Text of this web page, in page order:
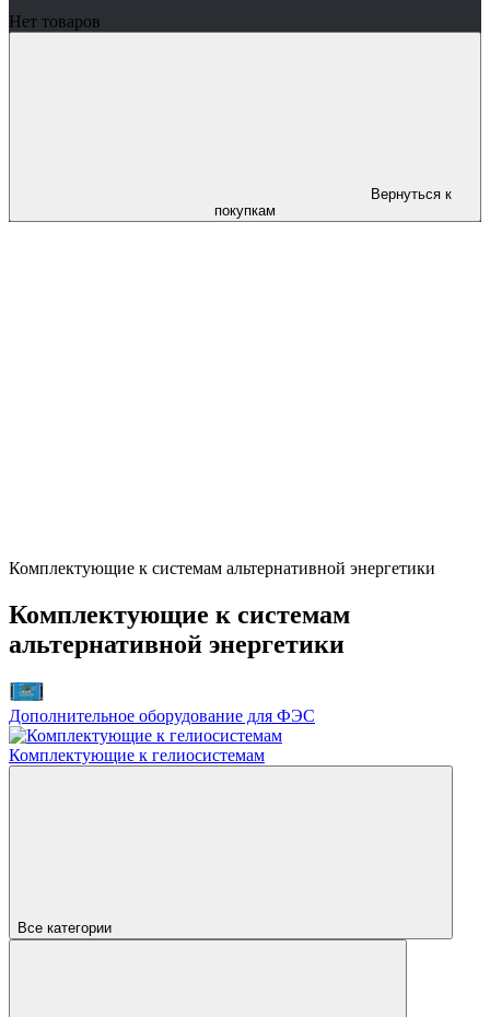
Нет товаров
Вернуться к
покупкам
Комплектующие к системам альтернативной энергетики
Комплектующие к системам
альтернативной энергетики
Дополнительное оборудование для ФЭС
Комплектующие к гелиосистемам
Все категории